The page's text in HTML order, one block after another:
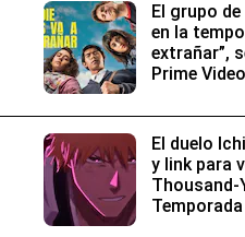
El grupo
en la
extrañar”,
Prime Video
El duelo
y link para
Thousand-